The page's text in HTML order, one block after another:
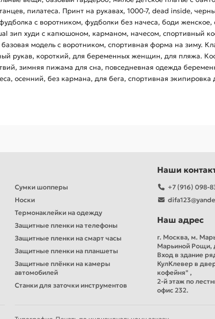
пилатеса. Принт на рукавах, 1000-7, dead inside,
с воротником, фудболки без начеса, боди женское,
зип худи с капюшоном, карманом, начесом, спортивный
модель с воротником, спортивная форма на зиму.
рукав, короткий, для беременных женщин, для пляжа.
зимняя пижама для сна, повседневная одежда
осенний, без кармана, для бега, спортивная экипировка
Сумки шопперы
Носки
Термонаклейки на одежду
Защитные пленки на телефоны
Защитные пленки на смарт часы
Защитные пленки на планшеты
Защитные плёнки на камеры
автомобилей
Станки для заточки инструментов
Наши
+7 (916) 098-
Наш адрес
г. Москва, м.
Марьиной Рощи,
Вход в здание
КулКлевер в
кофейня" ,
2-й этаж по
офис 232.